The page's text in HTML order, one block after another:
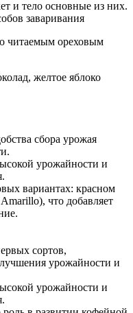
и тело основные из них.
заваривания
читаемым ореховым
желтое яблоко
сбора урожая
урожайности и
вариантах: красном
что добавляет
сортов,
урожайности и
урожайности и